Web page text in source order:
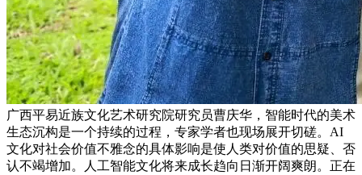
广西平易近族文化艺术研究院研究员曹庆华，智能时代的美术
生态沉构是一个持续的过程，专家学者也现场展开切磋。AI
文化对社会价值不雅念的具体影响是使人类对价值的思疑、否
认不竭增加。人工智能文化将来成长趋向日渐开阔爽朗。正在